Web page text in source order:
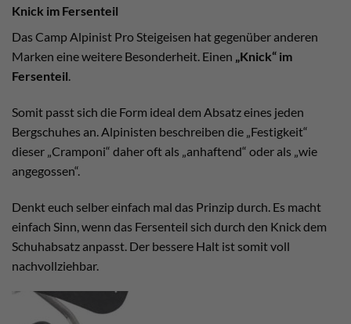
Knick im Fersenteil
Das Camp Alpinist Pro Steigeisen hat gegenüber anderen
Marken eine weitere Besonderheit. Einen „Knick“ im
Fersenteil.
Somit passt sich die Form ideal dem Absatz eines jeden
Bergschuhes an. Alpinisten beschreiben die „Festigkeit“
dieser „Cramponi“ daher oft als „anhaftend“ oder als „wie
angegossen“.
Denkt euch selber einfach mal das Prinzip durch. Es macht
einfach Sinn, wenn das Fersenteil sich durch den Knick dem
Schuhabsatz anpasst. Der bessere Halt ist somit voll
nachvollziehbar.